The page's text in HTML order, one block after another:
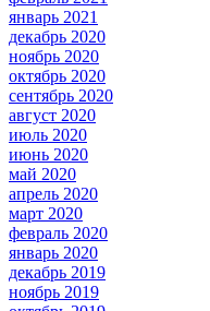
январь 2021
декабрь 2020
ноябрь 2020
октябрь 2020
сентябрь 2020
август 2020
июль 2020
июнь 2020
май 2020
апрель 2020
март 2020
февраль 2020
январь 2020
декабрь 2019
ноябрь 2019